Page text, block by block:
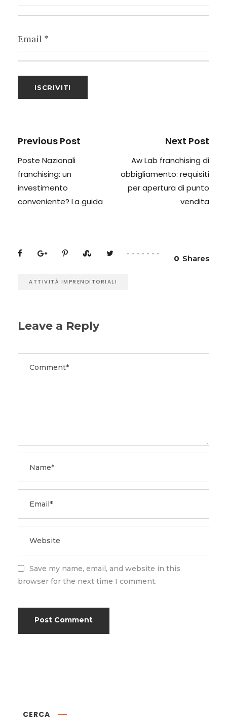
Email *
Previous Post
Poste Nazionali
franchising: un
investimento
conveniente? La guida
Next Post
Aw Lab franchising di
abbigliamento: requisiti
per apertura di punto
vendita
0 Shares
ATTIVITÀ IMPRENDITORIALI
Leave a Reply
Save my name, email, and website in this
browser for the next time I comment.
CERCA